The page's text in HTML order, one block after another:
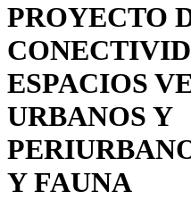
PROYECTO
ESPACIOS
URBANOS Y
Y FAUNA